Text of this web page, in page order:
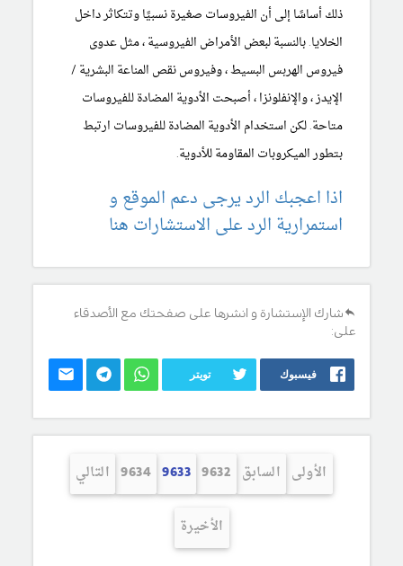
ذلك أساسًا إلى أن الفيروسات صغيرة نسبيًا وتتكاثر داخل
الخلايا. بالنسبة لبعض الأمراض الفيروسية ، مثلعدوى
فيروس الهربس البسيط، وفيروس نقص المناعة البشرية /
الإيدز ،والإنفلونزا، أصبحت الأدوية المضادة للفيروسات
متاحة.لكن استخدام الأدوية المضادة للفيروسات ارتبط
بتطور الميكروبات المقاومة للأدوية.
اذا اعجبك الرد يرجى دعم الموقع و
استمرارية الرد على الاستشارات هنا
شارك الإستشارة و انشرها على صفحتك مع الأصدقاء
على:
فيسبوك تويتر
الأولى السابق 9632
9633
9634 التالي
الأخيرة